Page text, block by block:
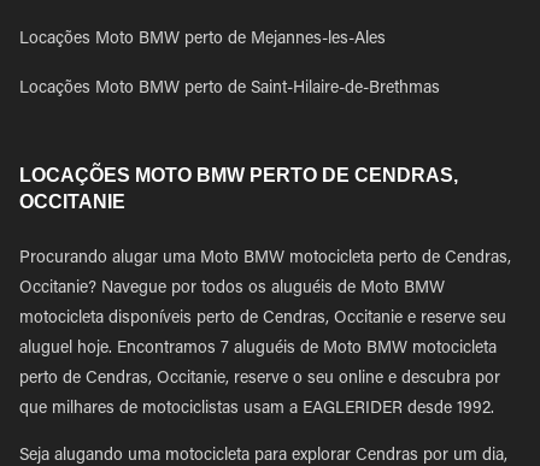
Locações Moto BMW perto de Mejannes-les-Ales
Locações Moto BMW perto de Saint-Hilaire-de-Brethmas
LOCAÇÕES MOTO BMW PERTO DE CENDRAS,
OCCITANIE
Procurando alugar uma Moto BMW motocicleta perto de Cendras,
Occitanie? Navegue por todos os aluguéis de Moto BMW
motocicleta disponíveis perto de Cendras, Occitanie e reserve seu
aluguel hoje. Encontramos 7 aluguéis de Moto BMW motocicleta
perto de Cendras, Occitanie, reserve o seu online e descubra por
que milhares de motociclistas usam a EAGLERIDER desde 1992.
Seja alugando uma motocicleta para explorar Cendras por um dia,